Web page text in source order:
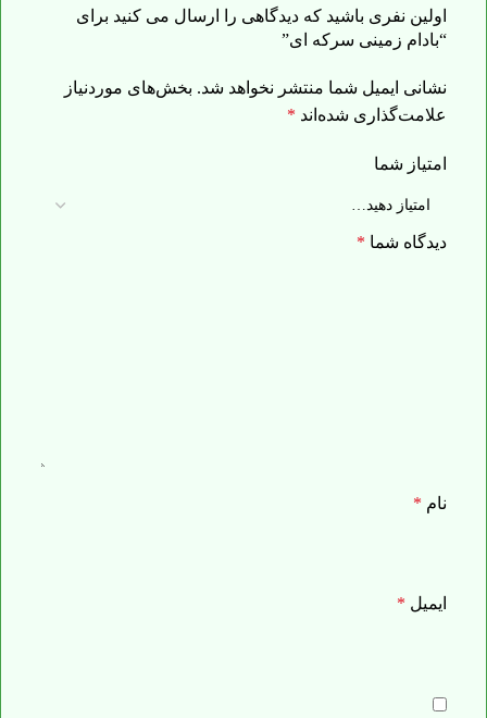
اولین نفری باشید که دیدگاهی را ارسال می کنید برای
“بادام زمینی سرکه ای”
نشانی ایمیل شما منتشر نخواهد شد. بخش‌های موردنیاز
علامت‌گذاری شده‌اند *
امتیاز شما
دیدگاه شما *
نام *
ایمیل *